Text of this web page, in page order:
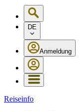
DE
Anmeldung
Reiseinfo